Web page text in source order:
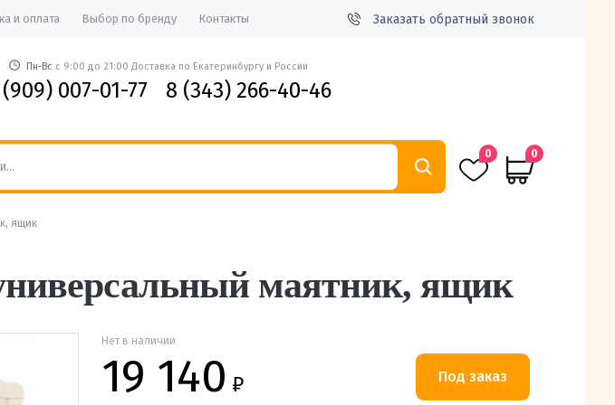
и оплата Выбор по бренду Контакты Заказать обратный звонок
Пн-Вс с 9:00 до 21:00 Доставка по Екатеринбургу и России
007-01-77 8 (343) 266-40-46
0 0
ящик
маятник, ящик
Нет в наличии
19 140 ₽